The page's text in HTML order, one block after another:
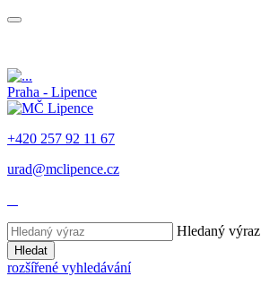
Praha - Lipence
+420 257 92 11 67
urad@mclipence.cz
Hledaný výraz
Hledat
rozšířené vyhledávání